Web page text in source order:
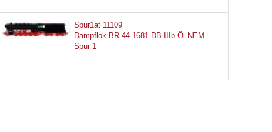
Spur1at 11109
Dampflok BR 44 1681 DB IIIb Öl NEM
Spur 1